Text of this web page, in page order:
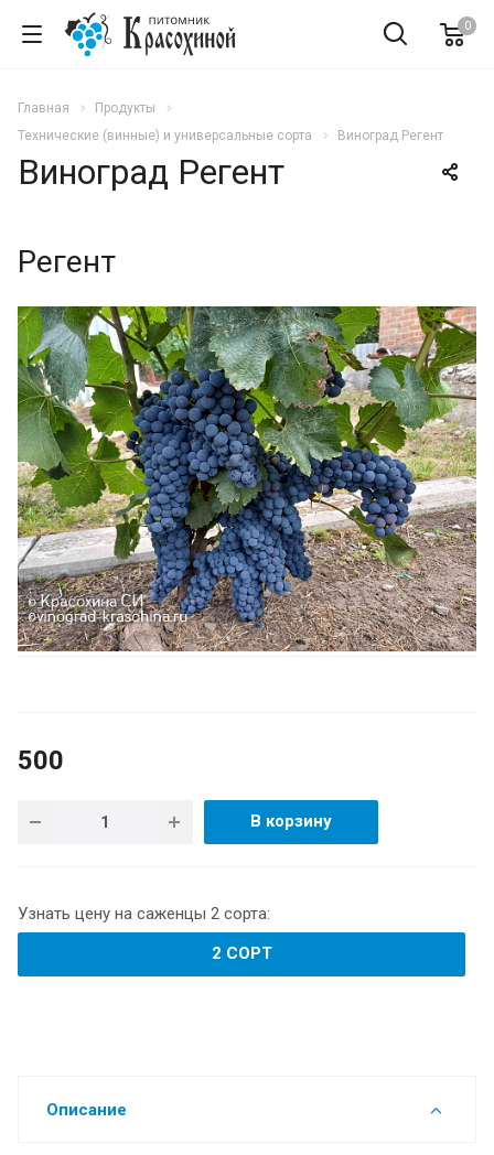
0
Главная
Продукты
Технические (винные) и универсальные сорта
Виноград Регент
Виноград Регент
Регент
500
В корзину
Узнать цену на саженцы 2 сорта:
2 СОРТ
Описание